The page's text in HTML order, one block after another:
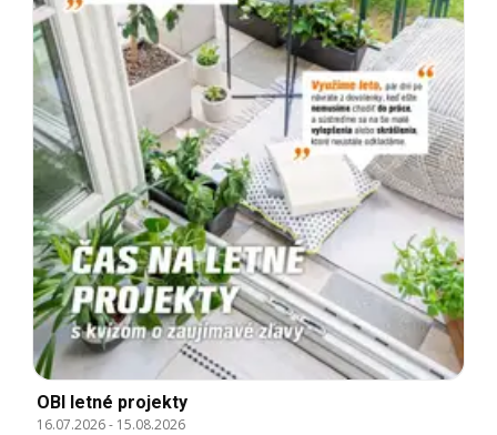
OBI letné projekty
16.07.2026- 15.08.2026